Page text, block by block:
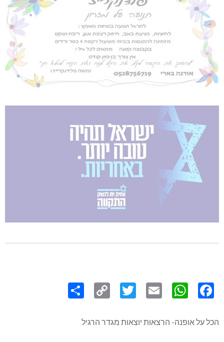
Link
הכל על אופנה- הרצאות יוצאות מגדר הרגיל